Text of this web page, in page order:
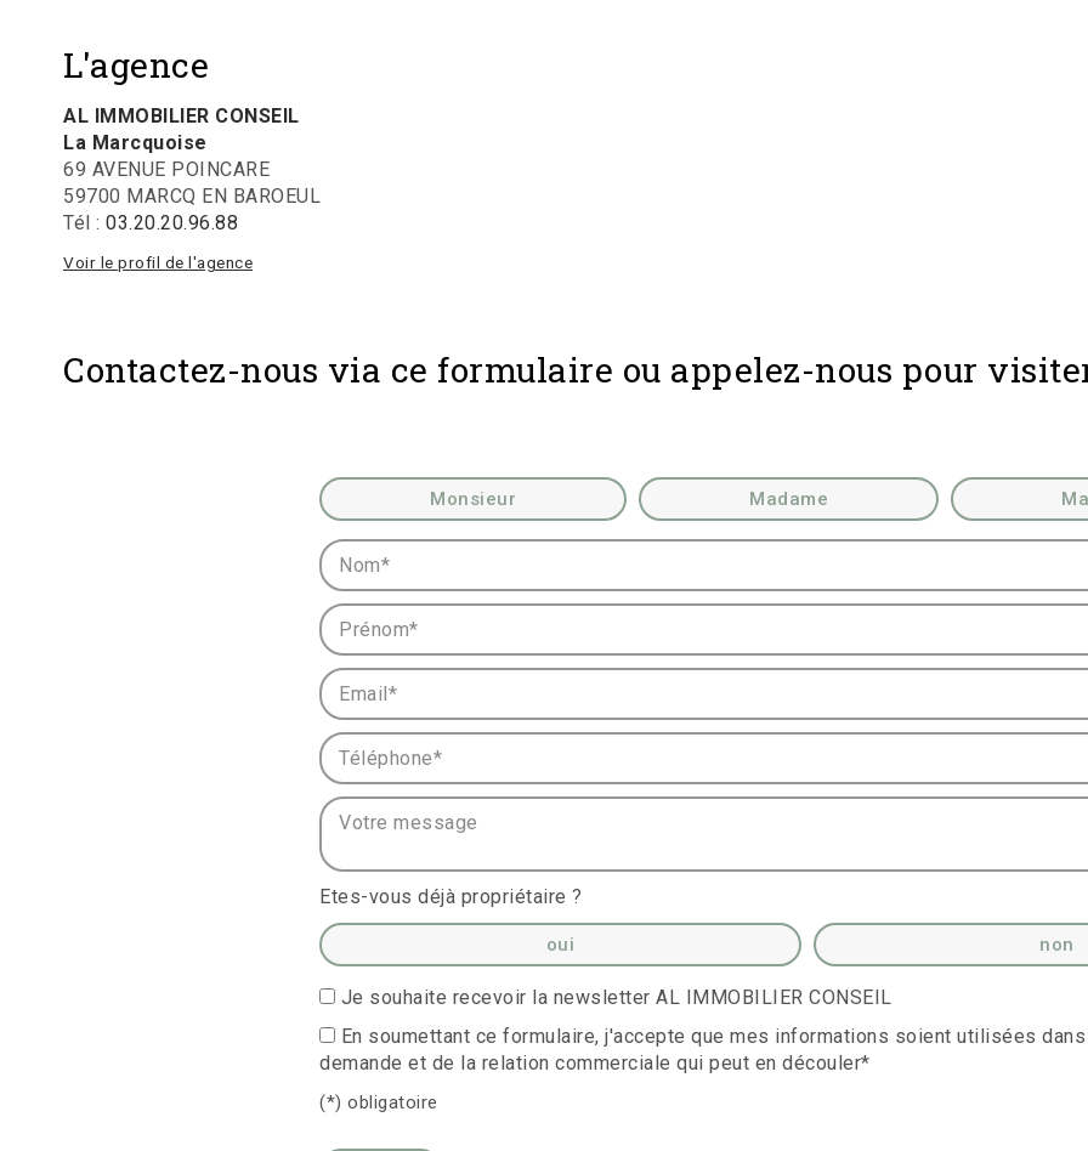
L'agence
AL IMMOBILIER CONSEIL
La Marcquoise
69 AVENUE POINCARE
59700 MARCQ EN BAROEUL
Tél : 03.20.20.96.88
Voir le profil de l'agence
Contactez-nous via ce formulaire ou appelez-nous pour
Civilité : Monsieur Madame
Nom* :
Prénom* :
Email* :
Téléphone* :
Votre message :
Etes-vous déjà propriétaire ?
oui non
Je souhaite recevoir la newsletter AL IMMOBILIER CONSEIL
En soumettant ce formulaire, j'accepte que mes informations soient utilisées
demande et de la relation commerciale qui peut en découler*
(*) obligatoire